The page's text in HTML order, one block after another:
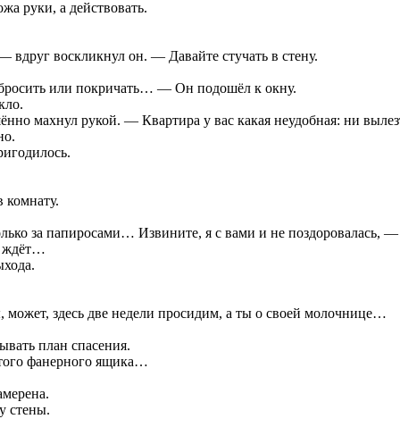
руки, а действовать.
воскликнул он. — Давайте стучать в стену.
или покричать… — Он подошёл к окну.
махнул рукой. — Квартира у вас какая неудобная: ни
комнату.
за папиросами… Извините, я с вами и не поздоровалась,
ждёт…
здесь две недели просидим, а ты о своей молочнице…
план спасения.
фанерного ящика…
стены.